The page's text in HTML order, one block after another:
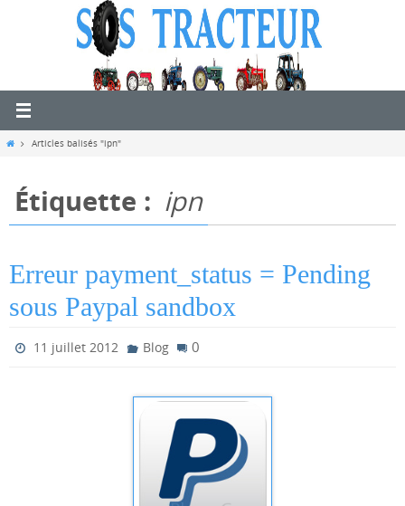
HomeArticles balisés "ipn"
Étiquette : ipn
Erreur payment_status = Pending
sous Paypal sandbox
11 juillet 2012 Blog 0